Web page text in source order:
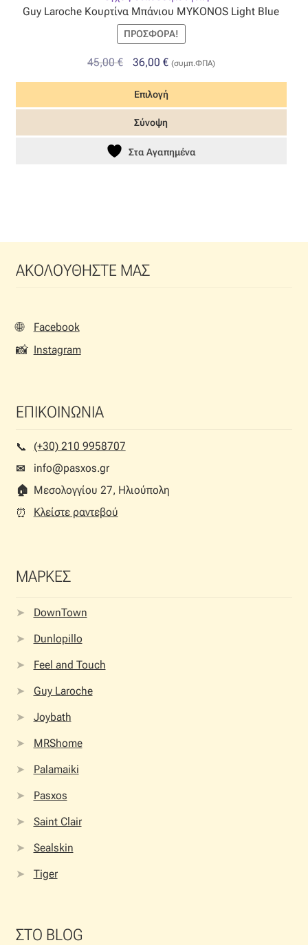
Guy Laroche Κουρτίνα Μπάνιου MYKONOS Light Blue
ΠΡΟΣΦΟΡΆ!
45,00€
Original
price
was:
45,00 €.
36,00 €Η
τρέχουσα
τιμή
είναι:
(συμπ.ΦΠΑ)
Επιλογή
το
να
σελίδα
του
προϊόντος
Σύνοψη
Στα Αγαπημένα
ΑΚΟΛΟΥΘΗΣΤΕ ΜΑΣ
🌐 Facebook
📸 Instagram
ΕΠΙΚΟΙΝΩΝΙΑ
📞︎
(+30) 210 9958707
✉
info@pasxos.gr
🏠︎ Μεσολογγίου 27, Ηλιούπολη
⏰︎
Κλείστε ραντεβού
ΜΑΡΚΕΣ
DownTown
Dunlopillo
Feel and Touch
Guy Laroche
Joybath
MRShome
Palamaiki
Pasxos
Saint Clair
Sealskin
Tiger
ΣΤΟ BLOG